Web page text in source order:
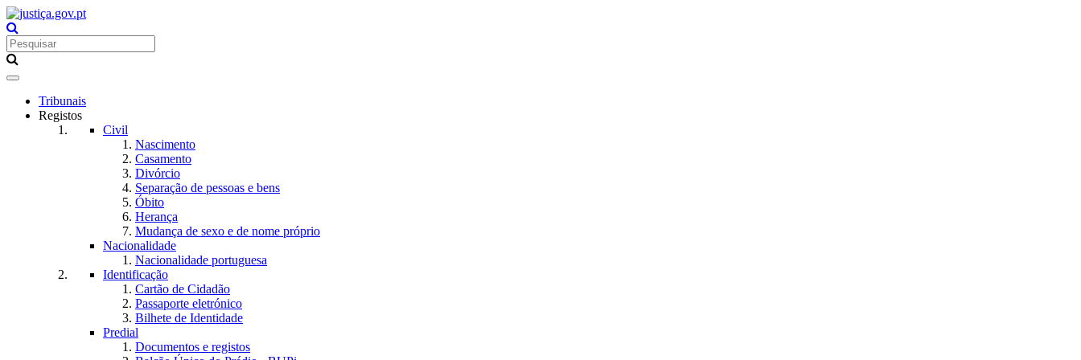
Toggle
navigationTribunais
Registos
Civil
Nascimento
Casamento
Divórcio
Separação de pessoas e bens
Óbito
Herança
Mudança de sexo e de nome próprio
Nacionalidade
Nacionalidade portuguesa
Identificação
Cartão de Cidadão
Passaporte eletrónico
Bilhete de Identidade
Predial
Documentos e registos